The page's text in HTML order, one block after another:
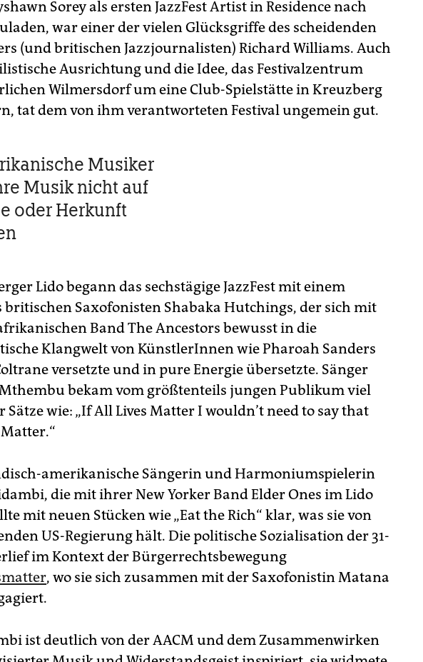
Sorey als ersten JazzFest Artist in Residence nach
war einer der vielen Glücksgriffe des scheidenden
(und britischen Jazzjournalisten) Richard Williams. Auch
Ausrichtung und die Idee, das Festivalzentrum
Wilmersdorf um eine Club-Spielstätte in Kreuzberg
tat dem von ihm verantworteten Festival ungemein gut.
Musiker
Musik nicht auf
oder Herkunft
Lido begann das sechstägige JazzFest mit einem
Saxofonisten Shabaka Hutchings, der sich mit
Band The Ancestors bewusst in die
Klangwelt von KünstlerInnen wie Pharoah Sanders
versetzte und in pure Energie übersetzte. Sänger
bekam vom größtenteils jungen Publikum viel
wie: „If All Lives Matter I wouldn’t need to say that
amerikanische Sängerin und Harmoniumspielerin
die mit ihrer New Yorker Band Elder Ones im Lido
mit neuen Stücken wie „Eat the Rich“ klar, was sie von
US-Regierung hält. Die politische Sozialisation der 31-
im Kontext der Bürgerrechtsbewegung
, wo sie sich zusammen mit der Saxofonistin Matana
ist deutlich von der AACM und dem Zusammenwirken